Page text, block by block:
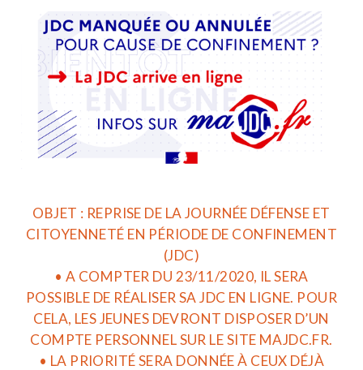
OBJET : REPRISE DE LA JOURNÉE DÉFENSE ET
CITOYENNETÉ EN PÉRIODE DE CONFINEMENT
(JDC)
• A COMPTER DU 23/11/2020, IL SERA
POSSIBLE DE RÉALISER SA JDC EN LIGNE. POUR
CELA, LES JEUNES DEVRONT DISPOSER D’UN
COMPTE PERSONNEL SUR LE SITE MAJDC.FR.
• LA PRIORITÉ SERA DONNÉE À CEUX DÉJÀ